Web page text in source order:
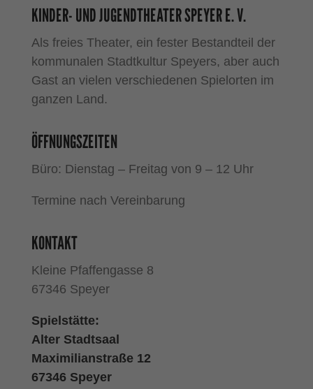
KINDER- UND JUGENDTHEATER SPEYER E. V.
Als freies Theater, ein fester Bestandteil der
kommunalen Stadtkultur Speyers, aber auch
Gast an vielen verschiedenen Spielorten im
ganzen Land.
ÖFFNUNGSZEITEN
Büro: Dienstag – Freitag von 9 – 12 Uhr
Termine nach Vereinbarung
KONTAKT
Kleine Pfaffengasse 8
67346 Speyer
Spielstätte:
Alter Stadtsaal
Maximilianstraße 12
67346 Speyer